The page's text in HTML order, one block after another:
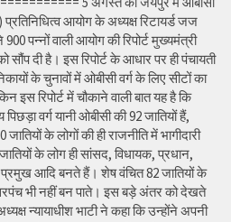
प्रतिनिधित्व आयोग के अध्यक्ष रिटायर्ड जज
पन्नों वाली आयोग की रिपोर्ट मुख्यमंत्री
सौंप दी है। इस रिपोर्ट के आधार पर ही पंचायती
के चुनावों में ओबीसी वर्ग के लिए सीटों का
इस रिपोर्ट में चौकाने वाली बात यह है कि
वर्ग यानी ओबीसी की 92 जातियों हैं,
के लोगों की ही राजनीति में भागीदारी
के लोग ही सांसद, विधायक, प्रधान,
प्रमुख आदि बनते हैं। शेष वंचित 82 जातियों के
भी नहीं बन पाते। इस बड़े अंतर को देखते
न्यायाधीश भाटी ने कहा कि उन्होंने अपनी